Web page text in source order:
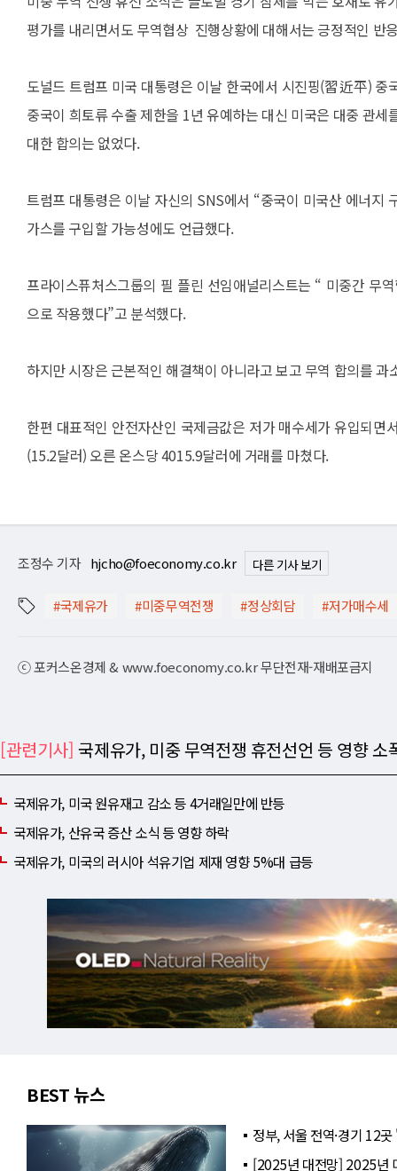
평가를 내리면서도 무역협상 진행상황에 대해서는 긍정적인 반
도널드 트럼프 미국 대통령은 이날 한국에서 시진핑(習近平)
중국이 희토류 수출 제한을 1년 유예하는 대신 미국은 대중 관
대한 합의는 없었다.
트럼프 대통령은 이날 자신의 SNS에서 “중국이 미국산 에너지
가스를 구입할 가능성에도 언급했다.
프라이스퓨처스그룹의 필 플린 선임애널리스트는 “ 미중간 무
으로 작용했다”고 분석했다.
하지만 시장은 근본적인 해결책이 아니라고 보고 무역 합의를
한편 대표적인 안전자산인 국제금값은 저가 매수세가 유입되
(15.2달러) 오른 온스당 4015.9달러에 거래를 마쳤다.
조정수 기자 hjcho@foeconomy.co.kr 다른 기사 보기
#국제유가 #미중무역전쟁 #정상회담 #저가매수세
ⓒ 포커스온경제 & www.foeconomy.co.kr 무단전재-재배포금지
[관련기사]국제유가, 미중 무역전쟁 휴전선언 등 영향 소
국제유가, 미국 원유재고 감소 등 4거래일만에 반등
국제유가, 산유국 증산 소식 등 영향 하락
국제유가, 미국의 러시아 석유기업 제재 영향 5%대 급등
BEST 뉴스
정부, 서울 전역·경기 12
[2025년 대전망] 2025년